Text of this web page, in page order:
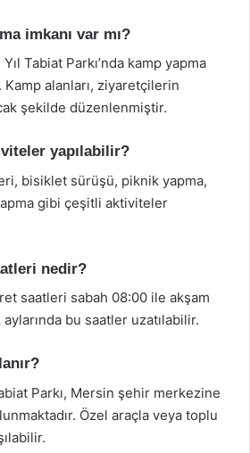
imkanı var mı?
Tabiat Parkı’nda kamp yapma
Kamp alanları, ziyaretçilerin
şekilde düzenlenmiştir.
yapılabilir?
bisiklet sürüşü, piknik yapma,
gibi çeşitli aktiviteler
nedir?
saatleri sabah 08:00 ile akşam
aylarında bu saatler uzatılabilir.
Parkı, Mersin şehir merkezine
Özel araçla veya toplu